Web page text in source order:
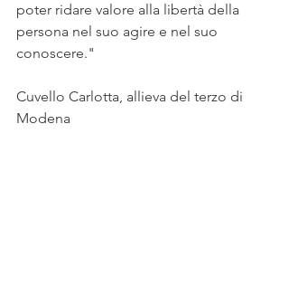
poter ridare valore alla libertà della
persona nel suo agire e nel suo
conoscere."
Cuvello Carlotta, allieva del terzo di
Modena